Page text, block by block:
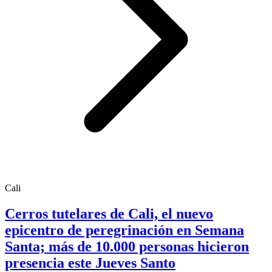
Cali
Cerros tutelares de Cali, el nuevo
epicentro de peregrinación en Semana
Santa; más de 10.000 personas hicieron
presencia este Jueves Santo